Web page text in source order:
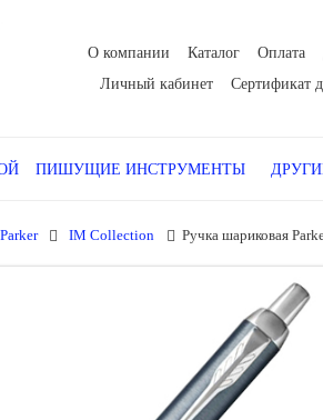
О компании Каталог Оплата
Личный кабинет
Сертификат
ПИШУЩИЕ ИНСТРУМЕНТЫ
IM Collection Ручка шариковая